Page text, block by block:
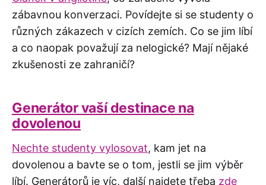
zábavnou konverzaci. Povídejte si se studenty o
různých zákazech v cizích zemích. Co se jim líbí
a co naopak považují za nelogické? Mají nějaké
zkušenosti ze zahraničí?
Generátor vaší destinace na
dovolenou
Nechte studenty vylosovat, kam jet na
dovolenou a bavte se o tom, jestli se jim výběr
líbí. Generátorů je víc, další najdete třeba zde